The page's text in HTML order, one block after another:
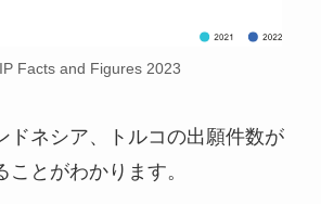
Facts and Figures 2023
ドネシア、トルコの出願件数が
とがわかります。